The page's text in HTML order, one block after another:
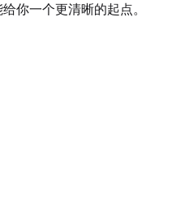
你一个更清晰的起点。